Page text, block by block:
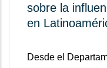
sobre la
en
Desde el